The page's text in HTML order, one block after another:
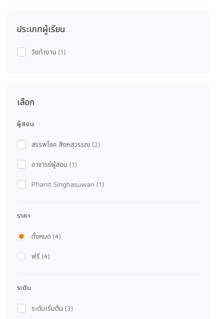
ประเภทผู้เรียน
วัยทำงาน (1)
เลือก
ผู้สอน
สรรพโชค สิงหสุวรรณ (2)
อาจารย์ผู้สอน (1)
Phanit Singhasuwan (1)
ราคา
ทั้งหมด (4)
ฟรี (4)
ระดับ
ระดับเริ่มต้น (3)